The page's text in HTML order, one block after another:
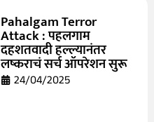
Pahalgam Terror
Attack : पहलगाम
दहशतवादी हल्ल्यानंतर
लष्कराचं सर्च ऑपरेशन सुरू
24/04/2025